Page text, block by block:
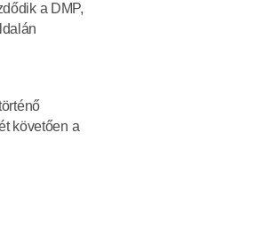
a DMP,
követően a